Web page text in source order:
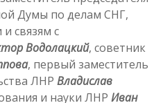
Думы по делам СНГ,
связям с
Водолацкий, советник
, первый заместитель
ЛНР Владислав
и науки ЛНР Иван